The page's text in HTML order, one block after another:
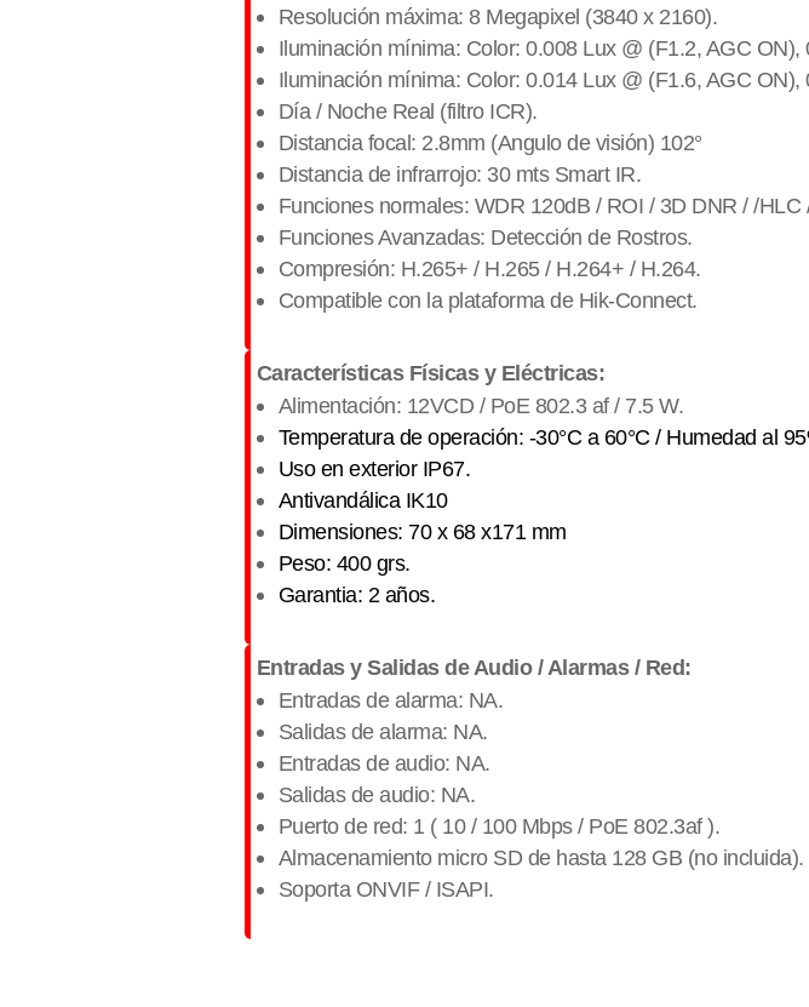
Resolución máxima: 8 Megapixel (3840 x 2160).
Iluminación mínima: Color: 0.008 Lux @ (F1.2, AGC ON),
Iluminación mínima: Color: 0.014 Lux @ (F1.6, AGC ON),
Día / Noche Real (filtro ICR).
Distancia focal: 2.8mm (Angulo de visión) 102°
Distancia de infrarrojo: 30 mts Smart IR.
Funciones normales: WDR 120dB / ROI / 3D DNR / /
​Funciones Avanzadas: Detección de Rostros.
Compresión: H.265+ / H.265 / H.264+ / H.264.
Compatible con la plataforma de Hik-Connect.
Características Físicas y Eléctricas:
Alimentación: 12VCD / PoE 802.3 af / 7.5 W.
Temperatura de operación: -30°C a 60°C / Humedad al
Uso en exterior IP67.
Antivandálica IK10
Dimensiones: 70 x 68 x171 mm
Peso: 400 grs.
Garantia: 2 años.
Entradas y Salidas de Audio / Alarmas / Red:
Entradas de alarma: NA.
Salidas de alarma: NA.
Entradas de audio: NA.
Salidas de audio: NA.
Puerto de red: 1 ( 10 / 100 Mbps / PoE 802.3af ).
Almacenamiento micro SD de hasta 128 GB (no incluida).
Soporta ONVIF / ISAPI.